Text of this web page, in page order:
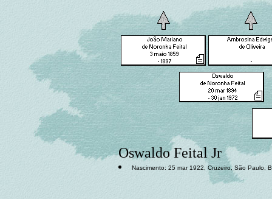
Oswaldo Feital Jr
Nascimento: 25 mar 1922, Cruzeiro, São Paulo,